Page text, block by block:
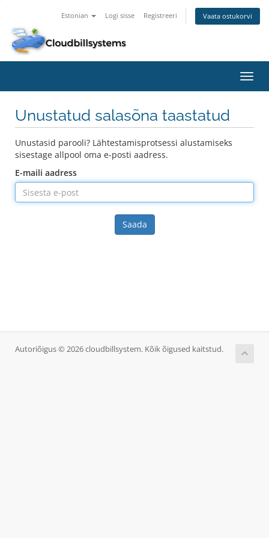
Estonian Logi sisse Registreeri Vaata ostukorvi
Unustatud salasõna taastatud
Unustasid parooli? Lähtestamisprotsessi alustamiseks
sisestage allpool oma e-posti aadress.
E-maili aadress
Saada
Autoriõigus © 2026 cloudbillsystem. Kõik õigused kaitstud.